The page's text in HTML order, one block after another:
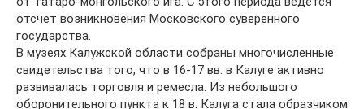
отсчет возникновения Московского суверенного
государства.
В музеях Калужской области собраны многочисленные
свидетельства того, что в 16-17 вв. в Калуге активно
развивалась торговля и ремесла. Из небольшого
оборонительного пункта к 18 в. Калуга стала образчиком